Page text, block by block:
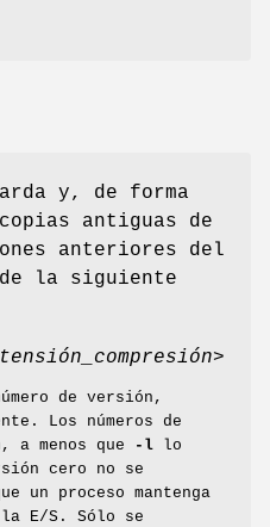
y, de forma
antiguas de
anteriores del
de la siguiente
de versión,
Los números de
a menos que
-l lo
cero no se
un proceso mantenga
E/S. Sólo se